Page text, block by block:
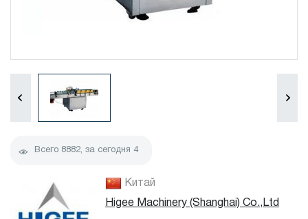
Всего 8882, за сегодня 4
Китай
Higee Machinery (Shanghai) Co.,Ltd